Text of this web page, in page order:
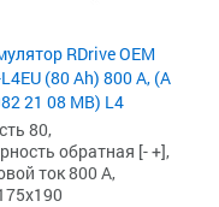
RDrive OEM
(80 Ah) 800 А, (A
21 08 MB) L4
80,
обратная [- +],
ток 800 А,